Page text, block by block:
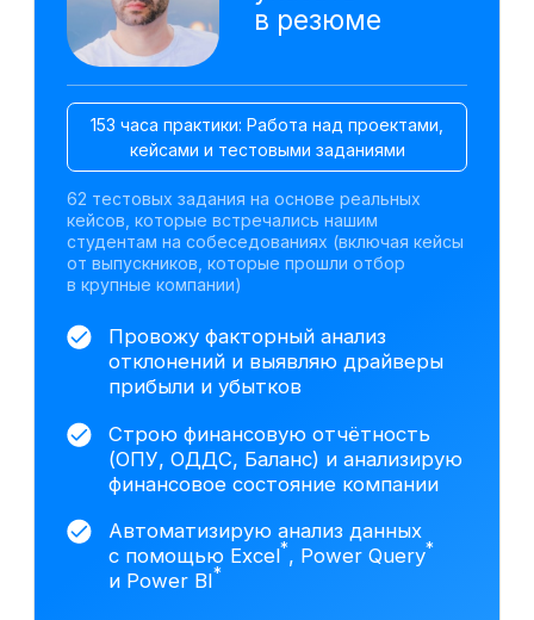
которым клиенты обучаются на курсе
Претендуйте на
вакансии финансовых
аналитиков после
курса
По данным hh.ru,
за последний месяц открыто
более 4 000 вакансий в сфере
Junior— 1–2 года
от 300 000 ₽
Финансовый аналитик
от 200 000 ₽
Финансовый аналитик
на аутсорсинге*
от 150 000 ₽
Екатеринбург